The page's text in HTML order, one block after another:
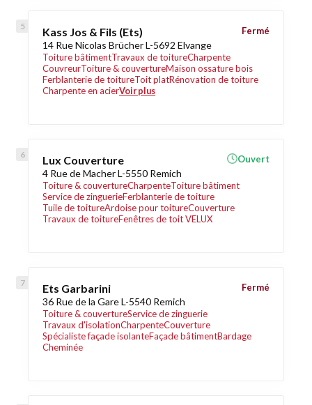
Kass Jos & Fils (Ets)
14 Rue Nicolas Brücher L-5692 Elvange
Toiture bâtimentTravaux de toitureCharpente
CouvreurToiture & couvertureMaison ossature bois
Ferblanterie de toitureToit platRénovation de toiture
Charpente en acierVoir plus
Fermé
Lux Couverture
4 Rue de Macher L-5550 Remich
Toiture & couvertureCharpenteToiture bâtiment
Service de zinguerieFerblanterie de toiture
Tuile de toitureArdoise pour toitureCouverture
Travaux de toitureFenêtres de toit VELUX
Ouvert
Ets Garbarini
36 Rue de la Gare L-5540 Remich
Toiture & couvertureService de zinguerie
Travaux d'isolationCharpenteCouverture
Spécialiste façade isolanteFaçade bâtimentBardage
Cheminée
Fermé